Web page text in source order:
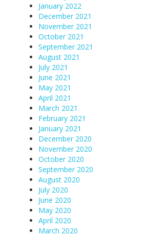
January 2022
December 2021
November 2021
October 2021
September 2021
August 2021
July 2021
June 2021
May 2021
April 2021
March 2021
February 2021
January 2021
December 2020
November 2020
October 2020
September 2020
August 2020
July 2020
June 2020
May 2020
April 2020
March 2020